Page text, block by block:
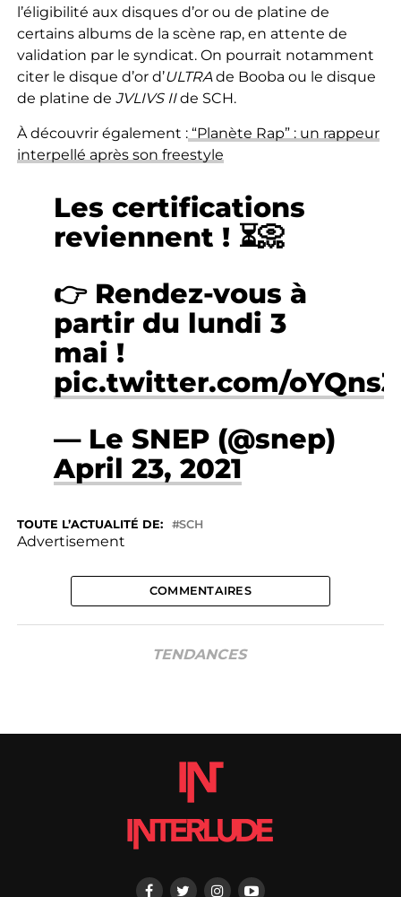
l’éligibilité aux disques d’or ou de platine de
certains albums de la scène rap, en attente de
validation par le syndicat. On pourrait notamment
citer le disque d’or d’ULTRAde Booba ou le disque
de platine de JVLIVS IIde SCH.
À découvrir également :“Planète Rap” : un rappeur
interpellé après son freestyle
Les certifications
reviennent ! ⏳📀
👉 Rendez-vous à
partir du lundi 3
mai !
pic.twitter.com/
— Le SNEP (@snep)
April 23, 2021
TOUTE L’ACTUALITÉ DE: SCH
Advertisement
COMMENTAIRES
TENDANCES